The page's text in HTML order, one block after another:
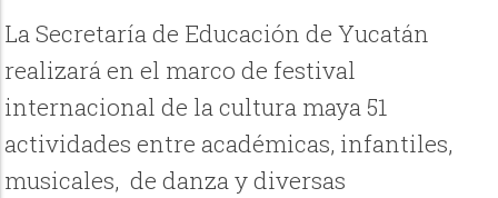
La Secretaría de Educación de Yucatán
realizará en el marco de festival
internacional de la cultura maya 51
actividades entre académicas, infantiles,
musicales, de danza y diversas